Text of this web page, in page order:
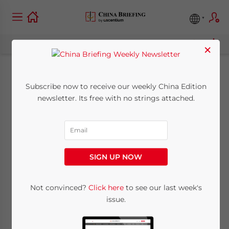
China befreit kleine
Gebühren
November 29, 2011Posted byChina Briefing
29. November – Die chinesische Regierung
Kleinunternehmen (MSEs) von 22
×
Subscribe now to receive our weekly China Edition
newsletter. Its free with no strings attached.
SIGN UP NOW
Not convinced? Click hereto see our last week's
issue.